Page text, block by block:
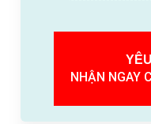
NHẬN NGAY